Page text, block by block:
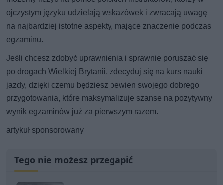
ojczystym języku udzielają wskazówek i zwracają uwagę
na najbardziej istotne aspekty, mające znaczenie podczas
egzaminu.
Jeśli chcesz zdobyć uprawnienia i sprawnie poruszać się
po drogach Wielkiej Brytanii, zdecyduj się na kurs nauki
jazdy, dzięki czemu będziesz pewien swojego dobrego
przygotowania, które maksymalizuje szanse na pozytywny
wynik egzaminów już za pierwszym razem.
artykuł sponsorowany
Tego nie możesz przegapić